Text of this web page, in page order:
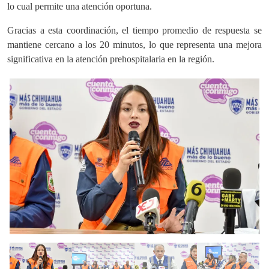
lo cual permite una atención oportuna.
Gracias a esta coordinación, el tiempo promedio de respuesta se
mantiene cercano a los 20 minutos, lo que representa una mejora
significativa en la atención prehospitalaria en la región.